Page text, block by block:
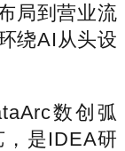
局到营业流
绕AI从头设
数创弧
是IDEA研